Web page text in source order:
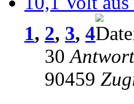
1, 2, 3, 4
30
90459